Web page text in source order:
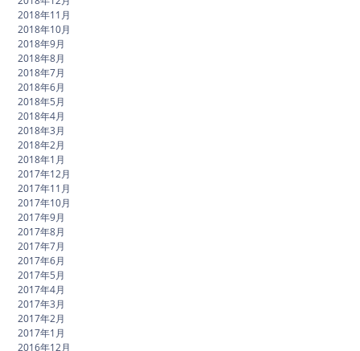
2018年11月
2018年10月
2018年9月
2018年8月
2018年7月
2018年6月
2018年5月
2018年4月
2018年3月
2018年2月
2018年1月
2017年12月
2017年11月
2017年10月
2017年9月
2017年8月
2017年7月
2017年6月
2017年5月
2017年4月
2017年3月
2017年2月
2017年1月
2016年12月